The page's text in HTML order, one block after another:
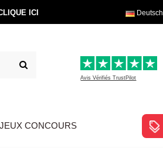
ICI Deutsch
Avis Vérifiés TrustPilot
JEUX CONCOURS